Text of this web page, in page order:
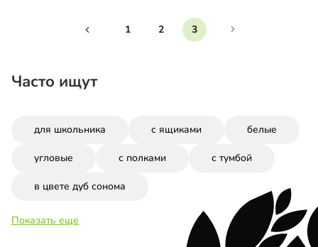
1 2 3
Часто ищут
для школьника с ящиками белые
угловые с полками с тумбой
в цвете дуб сонома
Показать еще